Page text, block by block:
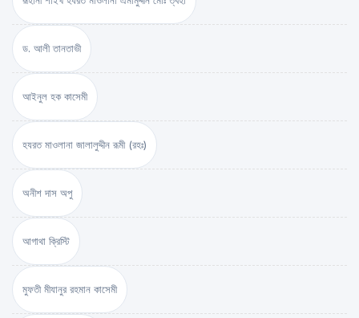
ড. আলী তানতাভী
আইনুল হক কাসেমী
হযরত মাওলানা জালালুদ্দীন রূমী (রহঃ)
অনীশ দাস অপু
আগাথা ক্রিস্টি
মুফতী মীযানুর রহমান কাসেমী